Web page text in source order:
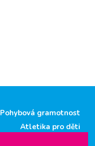
Pohybová gramotnost
Atletika pro děti